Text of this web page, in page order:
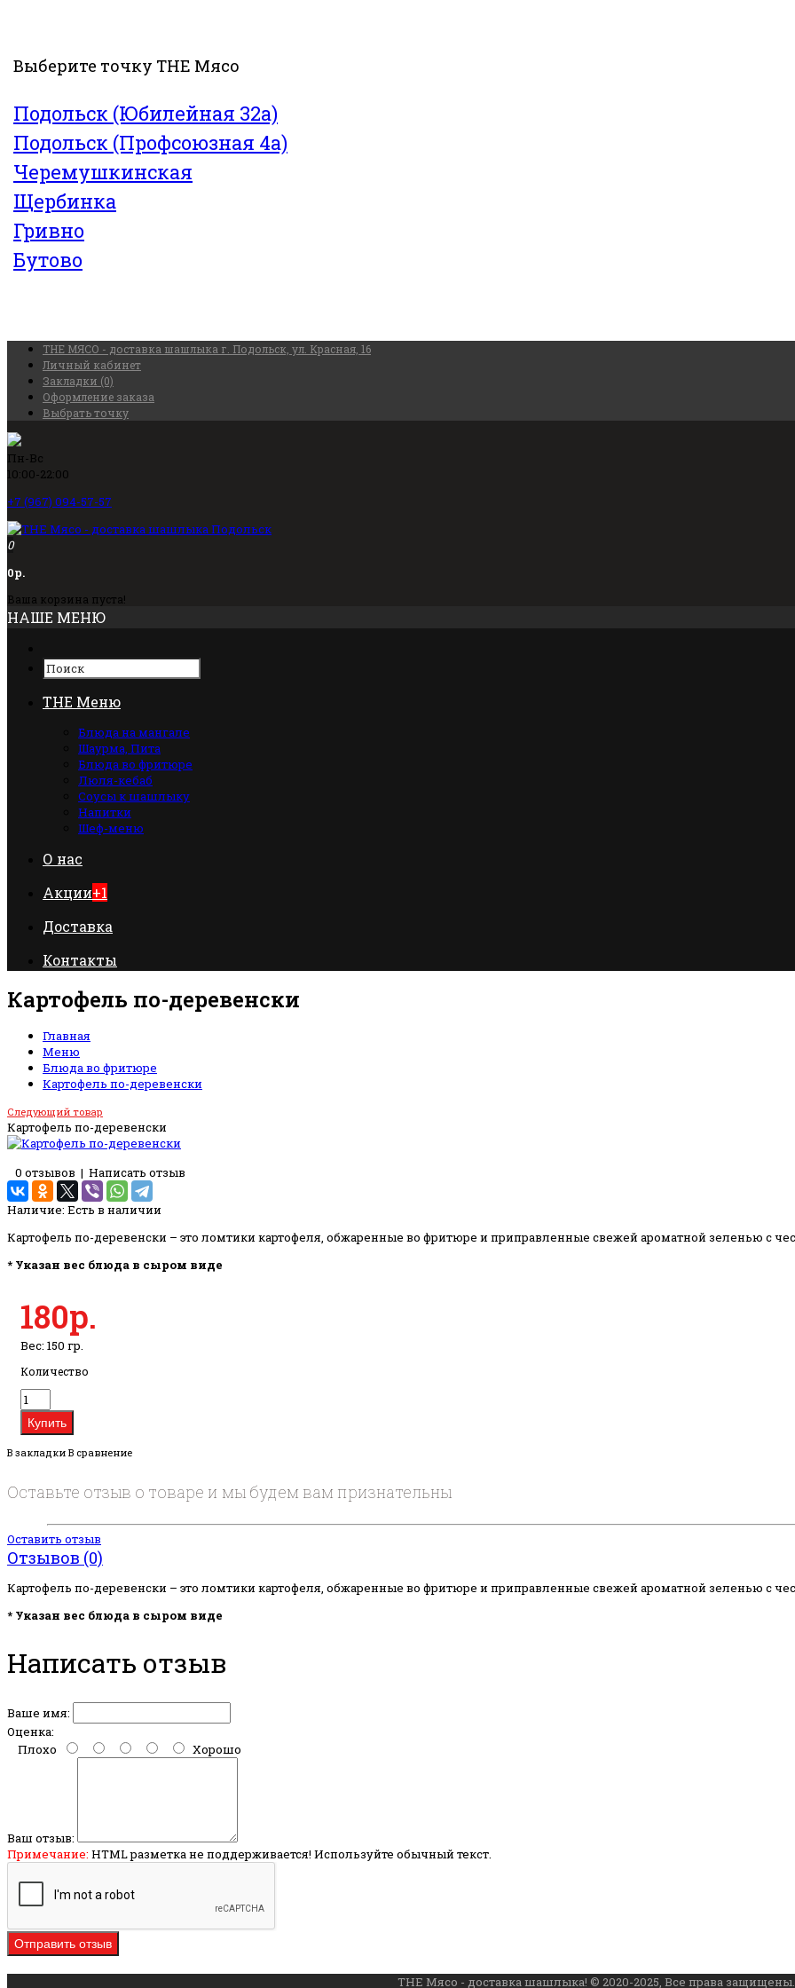
Выберите точку THE Мясо
Подольск (Юбилейная 32а)
Подольск (Профсоюзная 4а)
Черемушкинская
Щербинка
Гривно
Бутово
THE МЯСО - доставка шашлыка г. Подольск, ул. Красная, 16
Личный кабинет
Закладки (0)
Оформление заказа
Выбрать точку
Пн-Вс
10:00-22:00
+7 (967) 094-57-57
0
0р.
Ваша корзина пуста!
НАШЕ МЕНЮ
THE Меню
Блюда на мангале
Шаурма, Пита
Блюда во фритюре
Люля-кебаб
Соусы к шашлыку
Напитки
Шеф-меню
О нас
Акции+1
Доставка
Контакты
Картофель по-деревенски
Главная
Меню
Блюда во фритюре
Картофель по-деревенски
Следующий товар
Картофель по-деревенски
0 отзывов | Написать отзыв
Наличие: Есть в наличии
Картофель по-деревенски – это ломтики картофеля, обжаренные во фритюре и приправленные свежей ароматной зеленью с
* Указан вес блюда в сыром виде
180р.
Вес: 150 гр.
Количество
В закладки В сравнение
Оставьте отзыв о товаре и мы будем вам признательны
Оставить отзыв
Отзывов (0)
Картофель по-деревенски – это ломтики картофеля, обжаренные во фритюре и приправленные свежей ароматной зеленью с
* Указан вес блюда в сыром виде
Написать отзыв
Ваше имя:
Оценка:
Плохо
Хорошо
Ваш отзыв:
Примечание: HTML разметка не поддерживается! Используйте обычный текст.
Отправить отзыв
THE Мясо - доставка шашлыка! © 2020-2025, Все права защищены.